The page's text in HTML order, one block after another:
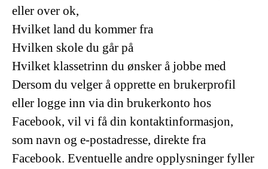
eller over ok,
Hvilket land du kommer fra
Hvilken skole du går på
Hvilket klassetrinn du ønsker å jobbe med
Dersom du velger å opprette en brukerprofil
eller logge inn via din brukerkonto hos
Facebook, vil vi få din kontaktinformasjon,
som navn og e-postadresse, direkte fra
Facebook. Eventuelle andre opplysninger fyller